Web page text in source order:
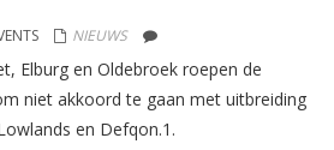
NIEUWS
Elburg en Oldebroek roepen de
niet akkoord te gaan met uitbreiding
en Defqon.1.